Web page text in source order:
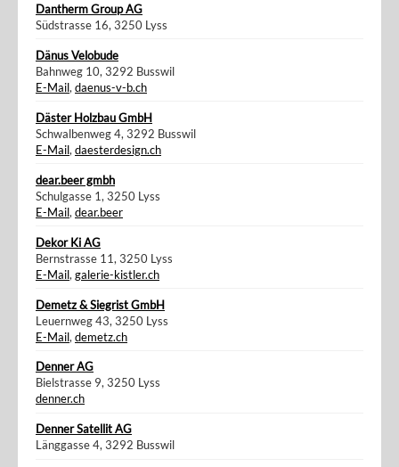
Dantherm Group AG
Südstrasse 16, 3250 Lyss
Dänus Velobude
Bahnweg 10, 3292 Busswil
E-Mail, daenus-v-b.ch
Däster Holzbau GmbH
Schwalbenweg 4, 3292 Busswil
E-Mail, daesterdesign.ch
dear.beer gmbh
Schulgasse 1, 3250 Lyss
E-Mail, dear.beer
Dekor Ki AG
Bernstrasse 11, 3250 Lyss
E-Mail, galerie-kistler.ch
Demetz & Siegrist GmbH
Leuernweg 43, 3250 Lyss
E-Mail, demetz.ch
Denner AG
Bielstrasse 9, 3250 Lyss
denner.ch
Denner Satellit AG
Länggasse 4, 3292 Busswil